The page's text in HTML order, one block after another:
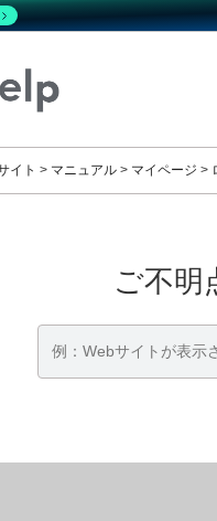
イト > マニュアル > マイページ >
ご不明